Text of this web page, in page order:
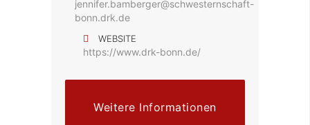
jennifer.bamberger@schwesternschaft-
bonn.drk.de
WEBSITE
https://www.drk-bonn.de/
Weitere Informationen